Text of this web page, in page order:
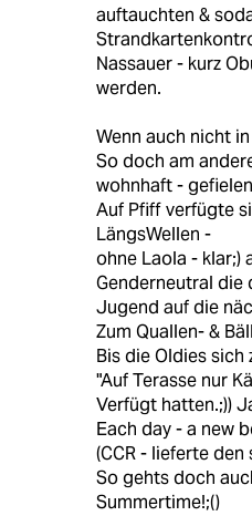
auftauchten &
Nassauer - kurz
werden.
Wenn auch nicht
So doch am
wohnhaft -
Auf Pfiff verfügte
LängsWellen -
ohne Laola - klar;)
Genderneutral die
Jugend auf die
Zum Quallen- &
Bis die Oldies sich
"Auf Terasse nur
Verfügt hatten.;))
Each day - a new
(CCR - lieferte den
So gehts doch
Summertime!;()